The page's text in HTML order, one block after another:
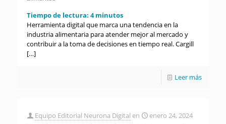
Tiempo de lectura: 4 minutos
Herramienta digital que marca una tendencia en la
industria alimentaria para atender mejor al mercado y
contribuir a la toma de decisiones en tiempo real. Cargill
[…]
Leer más
Equipo Editorial Neurona Digital en
enero 24, 2024